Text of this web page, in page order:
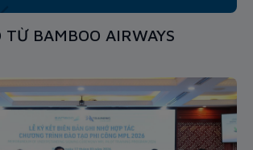
TỪ BAMBOO AIRWAYS